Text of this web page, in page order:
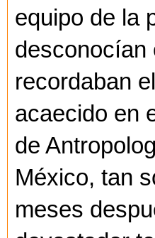
equipo de la
desconocían
recordaban
acaecido en
de
México, tan
meses